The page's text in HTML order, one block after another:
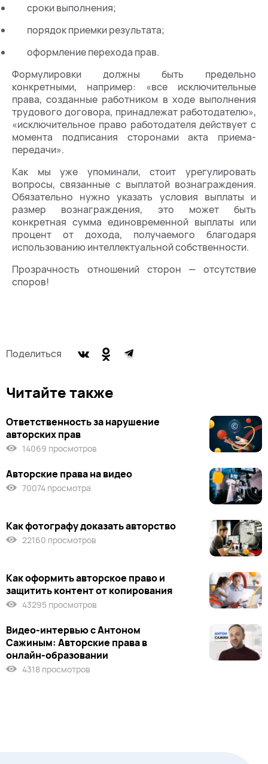
сроки выполнения;
порядок приемки результата;
оформление перехода прав.
Формулировки должны быть предельно
конкретными, например: «все исключительные
права, созданные работником в ходе выполнения
трудового договора, принадлежат работодателю»,
«исключительное право работодателя действует с
момента подписания сторонами акта приема-
передачи».
Как мы уже упоминали, стоит урегулировать
вопросы, связанные с выплатой вознаграждения.
Обязательно нужно указать условия выплаты и
размер вознаграждения, это может быть
конкретная сумма единовременной выплаты или
процент от дохода, получаемого благодаря
использованию интеллектуальной собственности.
Прозрачность отношений сторон — отсутствие
споров!
Поделиться
Читайте также
Ответственность за нарушение
авторских прав
14069 просмотров
Авторские права на видео
70074 просмотра
Как фотографу доказать авторство
22160 просмотров
Как оформить авторское право и
защитить контент от копирования
43295 просмотров
Видео-интервью с Антоном
Сажиным: Авторские права в
онлайн-образовании
4318 просмотров